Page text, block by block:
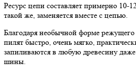
Ресурс цепи составляет примерно 10-
такой же, заменяется вместе с цепью.
Благодаря необычной форме
пилят быстро, очень мягко,
запиливаются в любую древесину
шины.